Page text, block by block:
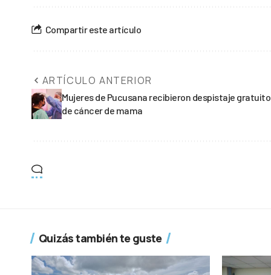
Compartir este artículo
ARTÍCULO ANTERIOR
Mujeres de Pucusana recibieron despistaje gratuito
de cáncer de mama
Quizás también te guste